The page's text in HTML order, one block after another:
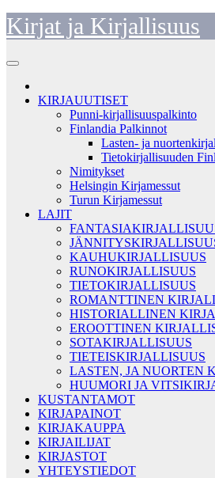
Skip
to
Kirjat ja Kirjallisuus
KIRJAUUTISET
Punni-kirjallisuuspalkinto
Finlandia Palkinnot
Lasten- ja
Tietokirjallisuuden
Nimitykset
Helsingin Kirjamessut
Turun Kirjamessut
LAJIT
KAUHUKIRJALLISUUS
RUNOKIRJALLISUUS
TIETOKIRJALLISUUS
ROMANTTINEN
HISTORIALLINEN
EROOTTINEN
SOTAKIRJALLISUUS
TIETEISKIRJALLISUUS
LASTEN, JA NUORTEN
HUUMORI JA
KUSTANTAMOT
KIRJAPAINOT
KIRJAKAUPPA
KIRJAILIJAT
KIRJASTOT
YHTEYSTIEDOT